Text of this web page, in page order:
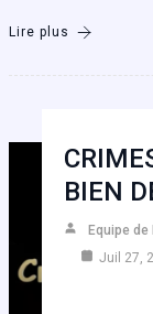
Lire plus
BIEN
Equipe
Juil 27,